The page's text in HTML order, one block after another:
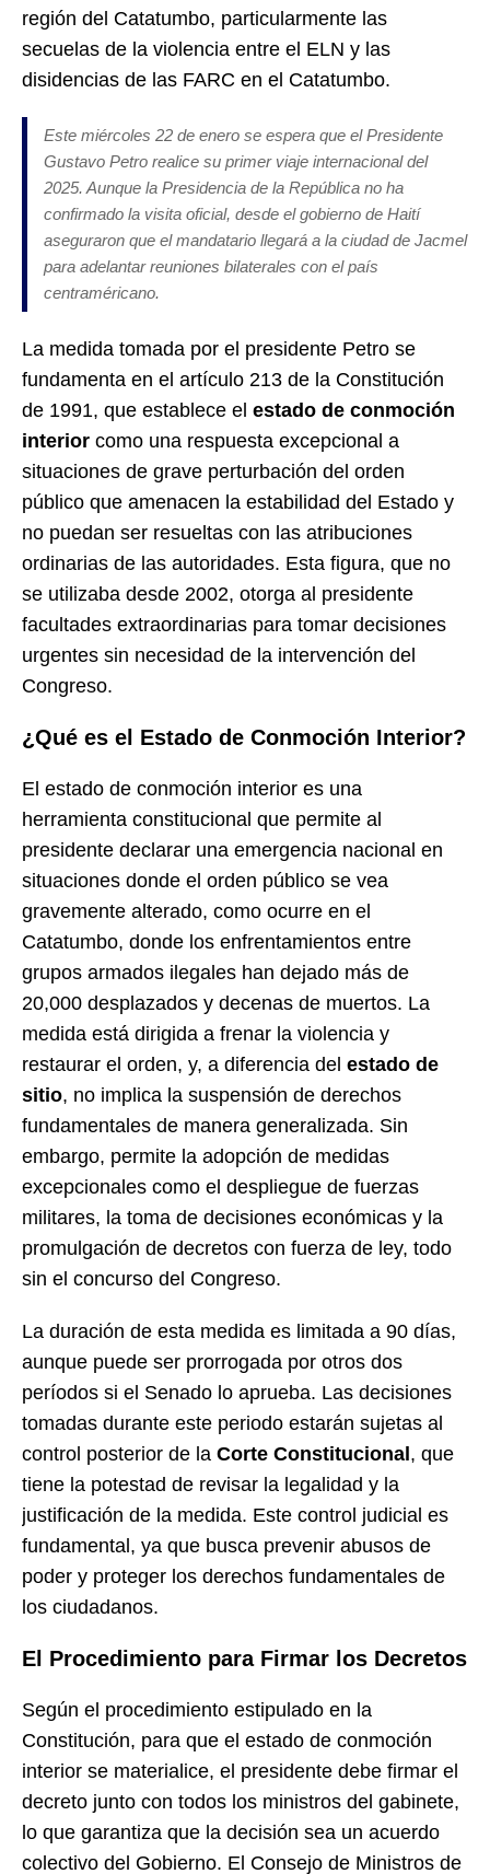
región del Catatumbo, particularmente las
secuelas de la violencia entre el ELN y las
disidencias de las FARC en el Catatumbo.
Este miércoles 22 de enero se espera que el Presidente
Gustavo Petro realice su primer viaje internacional del
2025. Aunque la Presidencia de la República no ha
confirmado la visita oficial, desde el gobierno de Haití
aseguraron que el mandatario llegará a la ciudad de Jacmel
para adelantar reuniones bilaterales con el país
centraméricano.
La medida tomada por el presidente Petro se
fundamenta en el artículo 213 de la Constitución
de 1991, que establece el estado de conmoción
interior como una respuesta excepcional a
situaciones de grave perturbación del orden
público que amenacen la estabilidad del Estado y
no puedan ser resueltas con las atribuciones
ordinarias de las autoridades. Esta figura, que no
se utilizaba desde 2002, otorga al presidente
facultades extraordinarias para tomar decisiones
urgentes sin necesidad de la intervención del
Congreso.
¿Qué es el Estado de Conmoción Interior?
El estado de conmoción interior es una
herramienta constitucional que permite al
presidente declarar una emergencia nacional en
situaciones donde el orden público se vea
gravemente alterado, como ocurre en el
Catatumbo, donde los enfrentamientos entre
grupos armados ilegales han dejado más de
20,000 desplazados y decenas de muertos. La
medida está dirigida a frenar la violencia y
restaurar el orden, y, a diferencia del estado de
sitio, no implica la suspensión de derechos
fundamentales de manera generalizada. Sin
embargo, permite la adopción de medidas
excepcionales como el despliegue de fuerzas
militares, la toma de decisiones económicas y la
promulgación de decretos con fuerza de ley, todo
sin el concurso del Congreso.
La duración de esta medida es limitada a 90 días,
aunque puede ser prorrogada por otros dos
períodos si el Senado lo aprueba. Las decisiones
tomadas durante este periodo estarán sujetas al
control posterior de la Corte Constitucional, que
tiene la potestad de revisar la legalidad y la
justificación de la medida. Este control judicial es
fundamental, ya que busca prevenir abusos de
poder y proteger los derechos fundamentales de
los ciudadanos.
El Procedimiento para Firmar los Decretos
Según el procedimiento estipulado en la
Constitución, para que el estado de conmoción
interior se materialice, el presidente debe firmar el
decreto junto con todos los ministros del gabinete,
lo que garantiza que la decisión sea un acuerdo
colectivo del Gobierno. El Consejo de Ministros de